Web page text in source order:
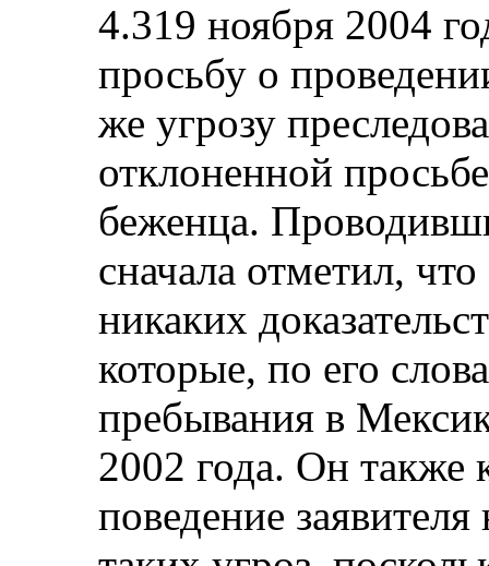
4.319 ноября 2004
просьбу о
же угрозу
отклоненной
беженца.
сначала отметил,
никаких
которые, по его
пребывания в
2002 года. Он также
поведение